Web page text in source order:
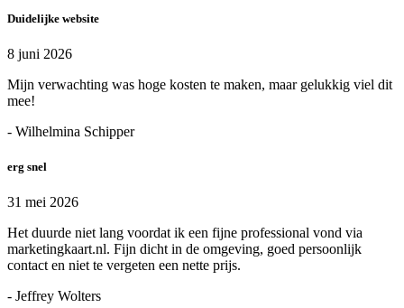
Duidelijke website
8 juni 2026
Mijn verwachting was hoge kosten te maken, maar gelukkig viel dit
mee!
- Wilhelmina Schipper
erg snel
31 mei 2026
Het duurde niet lang voordat ik een fijne professional vond via
marketingkaart.nl. Fijn dicht in de omgeving, goed persoonlijk
contact en niet te vergeten een nette prijs.
- Jeffrey Wolters